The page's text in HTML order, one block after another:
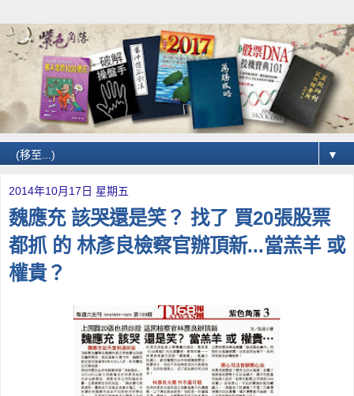
▼
2014年10月17日 星期五
魏應充 該哭還是笑？ 找了 買20張股票
都抓 的 林彥良檢察官辦頂新...當羔羊 或
權貴？